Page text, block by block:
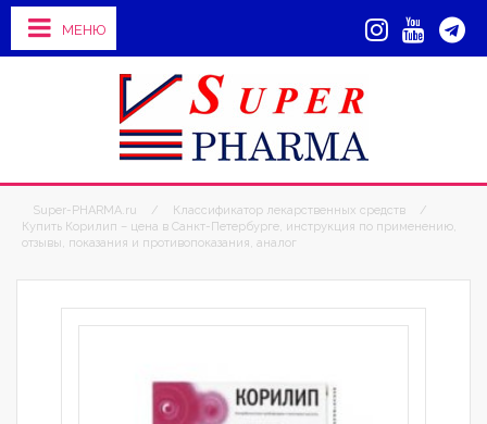
МЕНЮ
Super-PHARMA.ru / Классификатор лекарственных средств
/
Купить Корилип – цена в Санкт-Петербурге, инструкция по применению,
отзывы, показания и противопоказания, аналог